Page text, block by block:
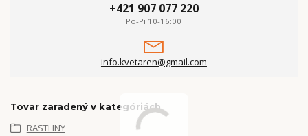
+421 907 077 220
Po-Pi 10-16:00
info.kvetaren@gmail.com
Tovar zaradený v kategóriách
RASTLINY